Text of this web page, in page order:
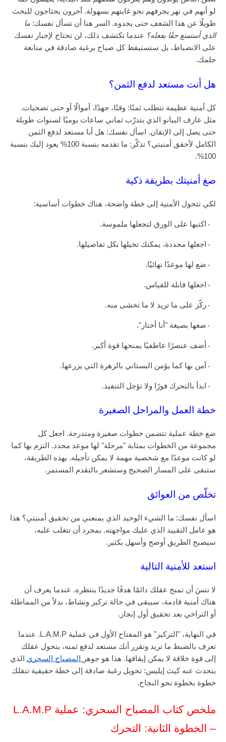
لو أنهم في نهر يجرفهم نحو غايتهم بسهولة. آخرون يحتاجون للبحث
طويلًا عن هذا الشغف حتى يجدوه. السر هنا أن تسأل نفسك: ما
الذي أستمتع حقًا بفعله؟ عندما تكتشف ذلك، لن تحتاج لإجبار نفسك
على الانضباط، بل ستستيقظ كل صباح برغبة صادقة في متابعة
حلمك.
هل أنت مستعد لدفع الثمن؟
كل أمنية عظيمة تتطلب ثمنًا: وقتًا، جهدًا، أموالًا أو حتى تضحيات.
مثل عازف البيانو الذي يتدرّب ثماني ساعات يوميًا لسنوات طويلة
حتى يصل إلى الإتقان. اسأل نفسك: هل أنا مستعد لدفع الثمن
الكامل لأحقق أمنيتي؟ تذكّر: ما تقدمه بنسبة 100% يعود إليك بنسبة
100%.
صغ أمنيتك بطريقة ذكية
لكي تتحول الأمنية إلى خطة واضحة، هناك خطوات أساسية:
- اكتبها على الورق لتجعلها ملموسة.
- اجعلها محددة، يمكنك تخيلها بكل تفاصيلها.
- ضع لها موعدًا نهائيًا.
- اجعلها قابلة للقياس.
- ركّز على ما تريد لا ما تخشى منه.
- صغها بصيغة "أنا أختار".
- أضف عنصرًا عاطفيًا يمنحها قوة أكبر.
- آمن بها كما يؤمن البستاني بالزهرة التي يزرعها.
- ابدأ بالتحرك فورًا ولا تؤجل التنفيذ.
خطة العمل والمراحل الصغيرة
ضع خطة عملية تتضمن خطوات صغيرة ومتدرجة. اجعل كل
مجموعة من الخطوات بمثابة "مرحلة" لها موعد محدد. التزم بها كما
لو كانت موعدًا مع شخصية مهمة لا يمكن تأجيله. بهذه الطريقة،
ستبقى على المسار الصحيح وستشعر بالتقدم المستمر.
تخلّص من العوائق
اسأل نفسك: ما الشيء الوحيد الذي يمنعني من تحقيق أمنيتي؟ هذا
هو عامل التقييد الذي عليك مواجهته. بمجرد أن تتغلب عليه،
سيصبح الطريق أوضح وأسهل بكثير.
استعد للأمنية التالية
لا تنسَ أن تمنح عقلك دائمًا هدفًا جديدًا ينتظره. عندما يعرف أن
هناك أمنية قادمة، سيبقى في حالة تركيز ونشاط، بدلاً من المماطلة
أو التراخي بعد تحقيق أول إنجاز.
في النهاية، "التركيز" هو المفتاح الأول في عملية L.A.M.P. عندما
تعرف بالضبط ما تريد وتقرر أنك مستعد لدفع ثمنه، يتحول عقلك
إلى قوة خلاقة لا يمكن إيقافها. هذا هو جوهر
المصباح السحري الذي
يتحدث عنه كيث إيليس: تحويل رغبة صادقة إلى خطة حقيقية تنقلك
خطوة بخطوة نحو النجاح.
ملخص كتاب المصباح السحري: عملية L.A.M.P
– الخطوة الثانية: التحرك